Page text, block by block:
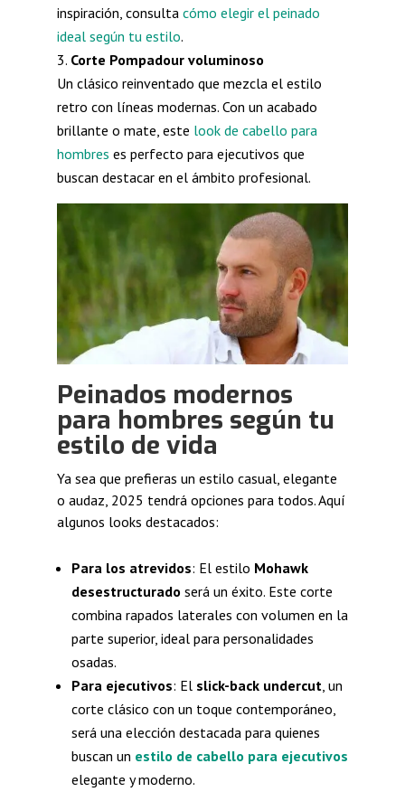
inspiración, consulta cómo elegir el peinado
ideal según tu estilo.
Corte Pompadour voluminoso
Un clásico reinventado que mezcla el estilo
retro con líneas modernas. Con un acabado
brillante o mate, este look de cabello para
hombres es perfecto para ejecutivos que
buscan destacar en el ámbito profesional.
Peinados modernos
para hombres según tu
estilo de vida
Ya sea que prefieras un estilo casual, elegante
o audaz, 2025 tendrá opciones para todos. Aquí
algunos looks destacados:
Para los atrevidos: El estilo Mohawk
desestructurado será un éxito. Este corte
combina rapados laterales con volumen en la
parte superior, ideal para personalidades
osadas.
Para ejecutivos: El slick-back undercut , un
corte clásico con un toque contemporáneo,
será una elección destacada para quienes
buscan un estilo de cabello para ejecutivos
elegante y moderno.